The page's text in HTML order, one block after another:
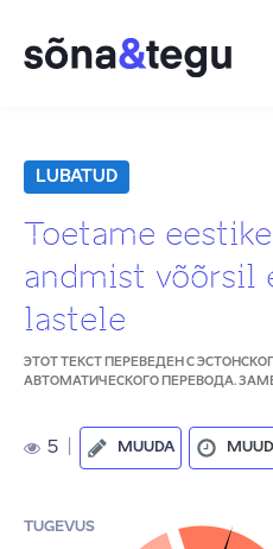
LUBATUD
Toetame
andmist võõrsil
lastele
ЭТОТ ТЕКСТ ПЕРЕВЕДЕН С
АВТОМАТИЧЕСКОГО ПЕРЕВОДА.
5 MUUDA
TUGEVUS